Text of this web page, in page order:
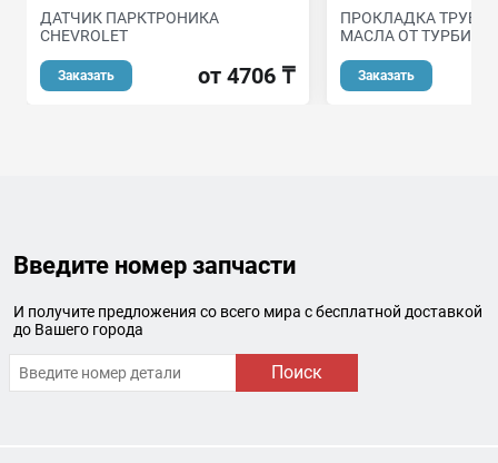
ДАТЧИК ПАРКТРОНИКА
CHEVROLET
Заказать от 4706 ₸
ПРОКЛАДКА
МАСЛА ОТ ТУРБИНЫ /
Заказать
Введите номер запчасти
И получите предложения со всего мира с бесплатной доставкой
до Вашего города
Поиск